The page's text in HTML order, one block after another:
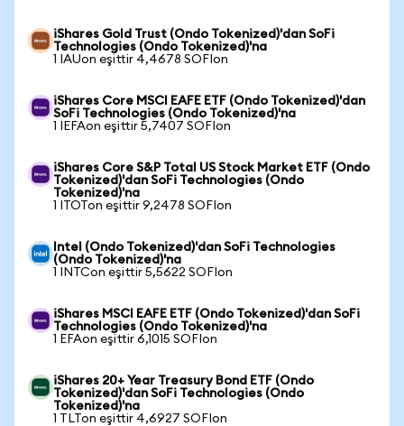
iShares Gold Trust (Ondo Tokenized)'dan SoFi
Technologies (Ondo Tokenized)'na
1 IAUon eşittir 4,4678 SOFIon
iShares Core MSCI EAFE ETF (Ondo Tokenized)'dan
SoFi Technologies (Ondo Tokenized)'na
1 IEFAon eşittir 5,7407 SOFIon
iShares Core S&P Total US Stock Market ETF (Ondo
Tokenized)'dan SoFi Technologies (Ondo
Tokenized)'na
1 ITOTon eşittir 9,2478 SOFIon
Intel (Ondo Tokenized)'dan SoFi Technologies
(Ondo Tokenized)'na
1 INTCon eşittir 5,5622 SOFIon
iShares MSCI EAFE ETF (Ondo Tokenized)'dan SoFi
Technologies (Ondo Tokenized)'na
1 EFAon eşittir 6,1015 SOFIon
iShares 20+ Year Treasury Bond ETF (Ondo
Tokenized)'dan SoFi Technologies (Ondo
Tokenized)'na
1 TLTon eşittir 4,6927 SOFIon